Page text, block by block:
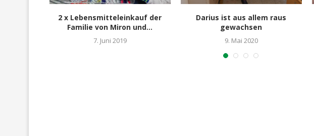
2 x Lebensmitteleinkauf der
Familie von Miron und...
7. Juni 2019
Darius ist aus allem raus
gewachsen
9. Mai 2020